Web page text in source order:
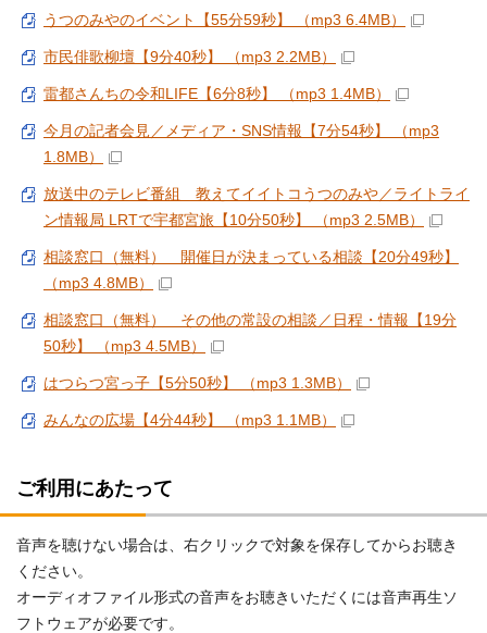
うつのみやのイベント【55分59秒】 （mp3 6.4MB）
市民俳歌柳壇【9分40秒】 （mp3 2.2MB）
雷都さんちの令和LIFE【6分8秒】 （mp3 1.4MB）
今月の記者会見／メディア・SNS情報【7分54秒】 （mp3
1.8MB）
放送中のテレビ番組 教えてイイトコうつのみや／ライトライ
ン情報局 LRTで宇都宮旅【10分50秒】 （mp3 2.5MB）
相談窓口（無料） 開催日が決まっている相談【20分49秒】
（mp3 4.8MB）
相談窓口（無料） その他の常設の相談／日程・情報【19分
50秒】 （mp3 4.5MB）
はつらつ宮っ子【5分50秒】 （mp3 1.3MB）
みんなの広場【4分44秒】 （mp3 1.1MB）
ご利用にあたって
音声を聴けない場合は、右クリックで対象を保存してからお聴き
ください。
オーディオファイル形式の音声をお聴きいただくには音声再生ソ
フトウェアが必要です。